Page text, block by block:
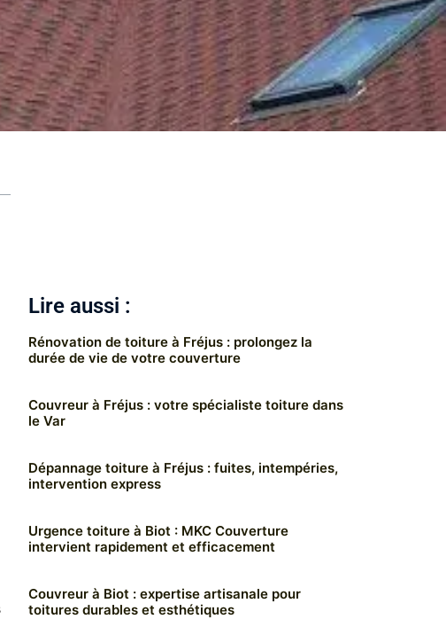
Lire aussi :
Rénovation de toiture à Fréjus : prolongez la
durée de vie de votre couverture
Couvreur à Fréjus : votre spécialiste toiture dans
le Var
Dépannage toiture à Fréjus : fuites, intempéries,
intervention express
Urgence toiture à Biot : MKC Couverture
intervient rapidement et efficacement
Couvreur à Biot : expertise artisanale pour
toitures durables et esthétiques